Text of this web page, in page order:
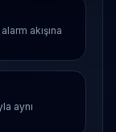
akışına
aynı